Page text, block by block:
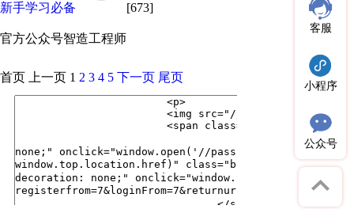
新手学习必备 [673]
官方公众号智造工程师
客服
小程序
公众号
首页 上一页 1 2 3 4 5 下一页 尾页